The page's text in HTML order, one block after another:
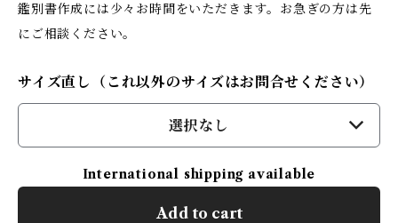
鑑別書作成には少々お時間をいただきます。お急ぎの方は先
にご相談ください。
サイズ直し（これ以外のサイズはお問合せください）
選択なし
International shipping available
Add to cart